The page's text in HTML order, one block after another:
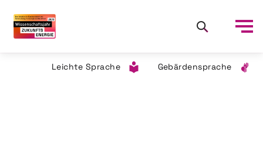
Leichte Sprache Gebärdensprache